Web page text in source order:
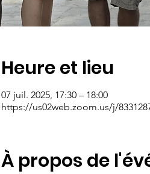
Heure et lieu
07 juil. 2025, 17:30 – 18:00
https://us02web.zoom.us/j/
À propos de